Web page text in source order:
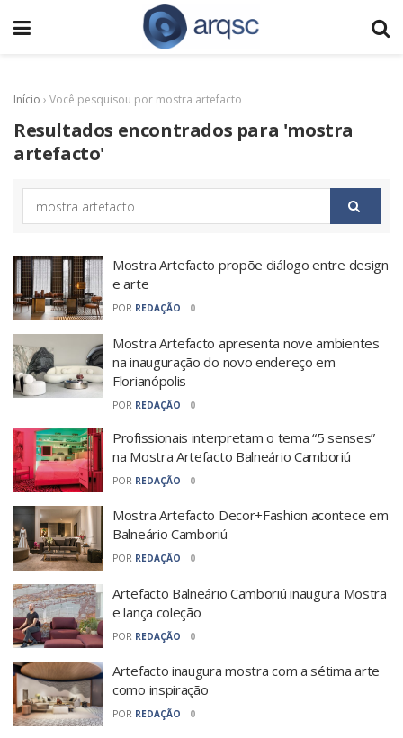
Início › Você pesquisou por mostra artefacto
Resultados encontrados para 'mostra
artefacto'
Mostra Artefacto propõe diálogo entre design
e arte
POR REDAÇÃO 0
Mostra Artefacto apresenta nove ambientes
na inauguração do novo endereço em
Florianópolis
POR REDAÇÃO 0
Profissionais interpretam o tema “5 senses”
na Mostra Artefacto Balneário Camboriú
POR REDAÇÃO 0
Mostra Artefacto Decor+Fashion acontece em
Balneário Camboriú
POR REDAÇÃO 0
Artefacto Balneário Camboriú inaugura Mostra
e lança coleção
POR REDAÇÃO 0
Artefacto inaugura mostra com a sétima arte
como inspiração
POR REDAÇÃO 0